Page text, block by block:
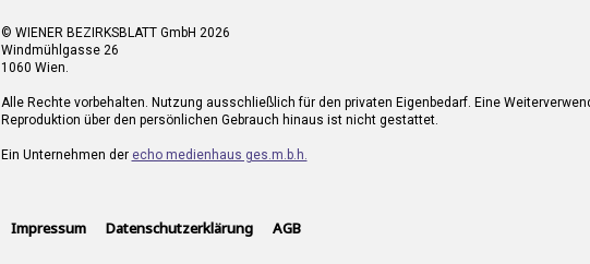
© WIENER BEZIRKSBLATT GmbH 2026
Windmühlgasse 26
1060 Wien.
Alle Rechte vorbehalten. Nutzung ausschließlich für den privaten Eigenbedarf. Eine
Reproduktion über den persönlichen Gebrauch hinaus ist nicht gestattet.
Ein Unternehmen der echo medienhaus ges.m.b.h.
Impressum Datenschutzerklärung AGB